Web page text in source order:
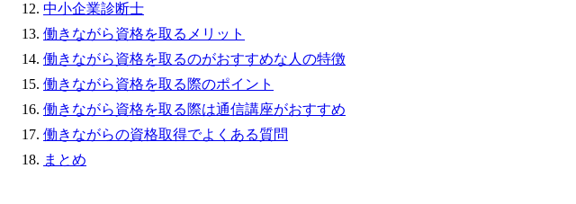
中小企業診断士
働きながら資格を取るメリット
働きながら資格を取るのがおすすめな人の特徴
働きながら資格を取る際のポイント
働きながら資格を取る際は通信講座がおすすめ
働きながらの資格取得でよくある質問
まとめ